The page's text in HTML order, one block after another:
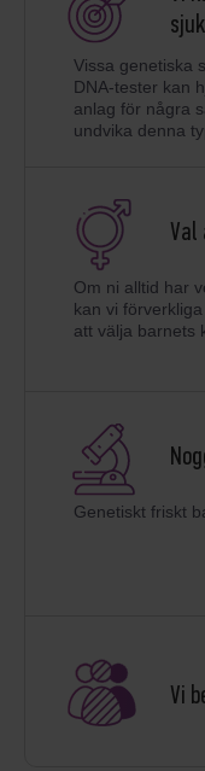
Vissa genetiska
DNA-tester kan
anlag för några
undvika denna
Val
Om ni alltid har
kan vi
att välja barnets
Genetiskt friskt
Vi